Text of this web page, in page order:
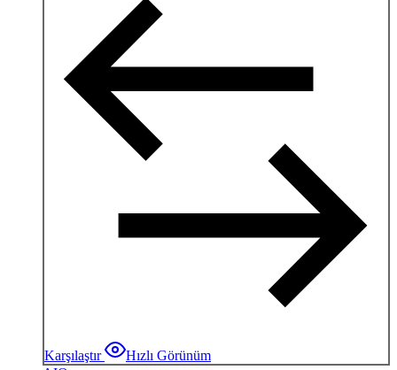
Karşılaştır
Hızlı Görünüm